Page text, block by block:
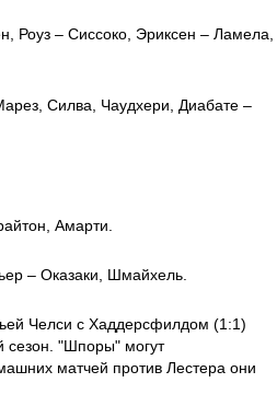
Роуз – Сиссоко, Эриксен – Ламела,
Силва, Чаудхери, Диабате –
Амарти.
– Оказаки, Шмайхель.
Челси с Хаддерсфилдом (1:1)
сезон. "Шпоры" могут
матчей против Лестера они